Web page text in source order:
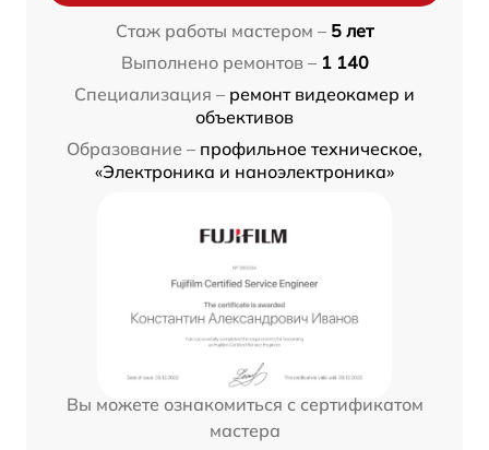
Стаж работы мастером – 5 лет
Выполнено ремонтов – 1 140
Специализация – ремонт видеокамер и
объективов
Образование – профильное техническое,
«Электроника и наноэлектроника»
Вы можете ознакомиться с сертификатом
мастера